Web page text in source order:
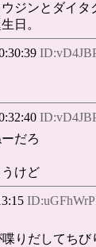
ジンとダイタ
日。
だろ
けど
りだしてちび